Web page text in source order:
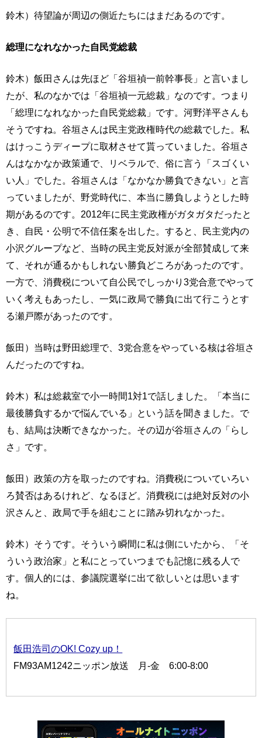
鈴木）待望論が周辺の側近たちにはまだあるのです。
総理になれなかった自民党総裁
鈴木）飯田さんは先ほど「谷垣禎一前幹事長」と言いまし
たが、私のなかでは「谷垣禎一元総裁」なのです。つまり
「総理になれなかった自民党総裁」です。河野洋平さんも
そうですね。谷垣さんは民主党政権時代の総裁でした。私
はけっこうディープに取材させて貰っていました。谷垣さ
んはなかなか政策通で、リベラルで、俗に言う「スゴくい
い人」でした。谷垣さんは「なかなか勝負できない」と言
っていましたが、野党時代に、本当に勝負しようとした時
期があるのです。2012年に民主党政権がガタガタだったと
き、自民・公明で不信任案を出した。すると、民主党内の
小沢グループなど、当時の民主党反対派が全部賛成して来
て、それが通るかもしれない勝負どころがあったのです。
一方で、消費税について自公民でしっかり3党合意でやって
いく考えもあったし、一気に政局で勝負に出て行こうとす
る瀬戸際があったのです。
飯田）当時は野田総理で、3党合意をやっている核は谷垣さ
んだったのですね。
鈴木）私は総裁室で小一時間1対1で話しました。「本当に
最後勝負するかで悩んでいる」という話を聞きました。で
も、結局は決断できなかった。その辺が谷垣さんの「らし
さ」です。
飯田）政策の方を取ったのですね。消費税についていろい
ろ賛否はあるけれど、なるほど。消費税には絶対反対の小
沢さんと、政局で手を組むことに踏み切れなかった。
鈴木）そうです。そういう瞬間に私は側にいたから、「そ
ういう政治家」と私にとっていつまでも記憶に残る人で
す。個人的には、参議院選挙に出て欲しいとは思います
ね。
飯田浩司のOK! Cozy up！
FM93AM1242ニッポン放送 月-金 6:00-8:00